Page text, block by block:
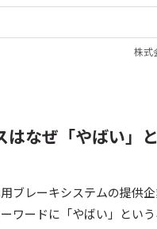
株式
はなぜ「やばい」
ブレーキシステムの提供
ワードに「やばい」とい